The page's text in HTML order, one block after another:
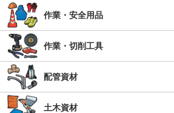
作業・安全用品
作業・切削工具
配管資材
土木資材